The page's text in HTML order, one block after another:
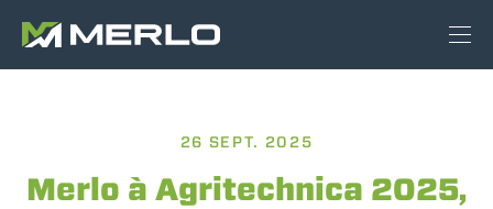
26 SEPT. 2025
Merlo à Agritechnica 2025,